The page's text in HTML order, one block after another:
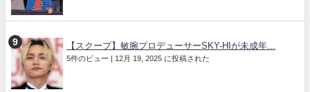
【スクープ】敏腕プロデューサーSKY-HIが未成年...
5件のビュー | 12月 19, 2025 に投稿された